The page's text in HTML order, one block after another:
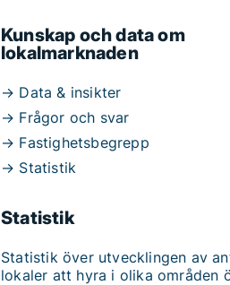
Kunskap och data om
lokalmarknaden
→ Data & insikter
→ Frågor och svar
→ Fastighetsbegrepp
→ Statistik
Statistik
Statistik över utvecklingen av
lokaler att hyra i olika områden